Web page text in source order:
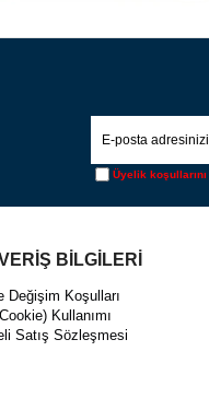
Üyelik koşullarını
BİLGİLERİ
Değişim Koşulları
Kullanımı
Satış Sözleşmesi